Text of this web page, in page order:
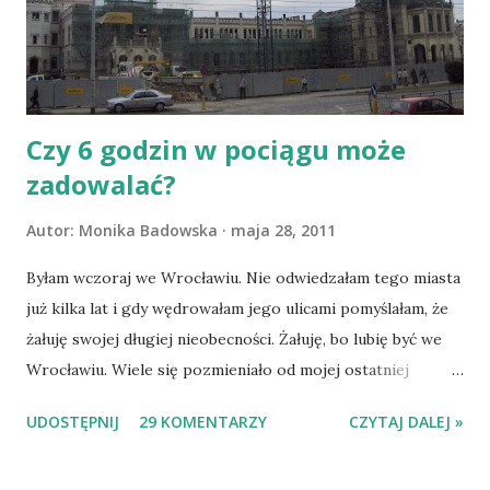
Migasińskiego czyta się, że tak powiem, wygodnie (co nie
znaczy, że Gadacz swoje dzieło ułożył nieporządnie). I
bardzo mi się podoba, że w podtytule napisan...
Czy 6 godzin w pociągu może
zadowalać?
Autor: Monika Badowska maja 28, 2011
Byłam wczoraj we Wrocławiu. Nie odwiedzałam tego miasta
już kilka lat i gdy wędrowałam jego ulicami pomyślałam, że
żałuję swojej długiej nieobecności. Żałuję, bo lubię być we
Wrocławiu. Wiele się pozmieniało od mojej ostatniej
budzące moją olbrzymią sympatię: Zastanowiły mnie te
UDOSTĘPNIJ 29 KOMENTARZY CZYTAJ DALEJ »